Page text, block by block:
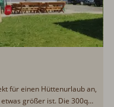
für einen Hüttenurlaub an,
größer ist. Die 300qm